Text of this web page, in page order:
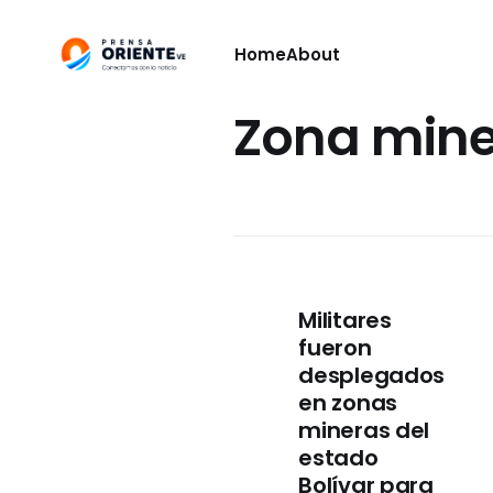
HomeAbout
Zona
Militares
fueron
desplegados
en zonas
mineras del
estado
Bolívar para